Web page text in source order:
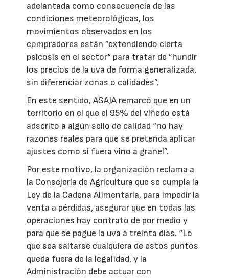
adelantada como consecuencia de las
condiciones meteorológicas, los
movimientos observados en los
compradores están ”extendiendo cierta
psicosis en el sector“ para tratar de ”hundir
los precios de la uva de forma generalizada,
sin diferenciar zonas o calidades”.
En este sentido, ASAJA remarcó que en un
territorio en el que el 95% del viñedo está
adscrito a algún sello de calidad “no hay
razones reales para que se pretenda aplicar
ajustes como si fuera vino a granel”.
Por este motivo, la organización reclama a
la Consejería de Agricultura que se cumpla la
Ley de la Cadena Alimentaria, para impedir la
venta a pérdidas, asegurar que en todas las
operaciones hay contrato de por medio y
para que se pague la uva a treinta días. “Lo
que sea saltarse cualquiera de estos puntos
queda fuera de la legalidad, y la
Administración debe actuar con